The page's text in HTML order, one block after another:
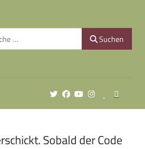
Suchen
Sobald der Code